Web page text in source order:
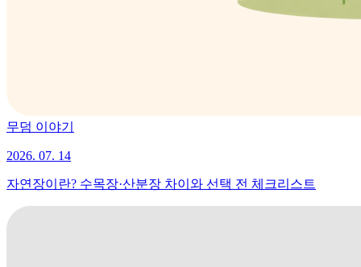
무덤 이야기
2026. 07. 14
자연장이란? 수목장·산분장 차이와 선택 전 체크리스트